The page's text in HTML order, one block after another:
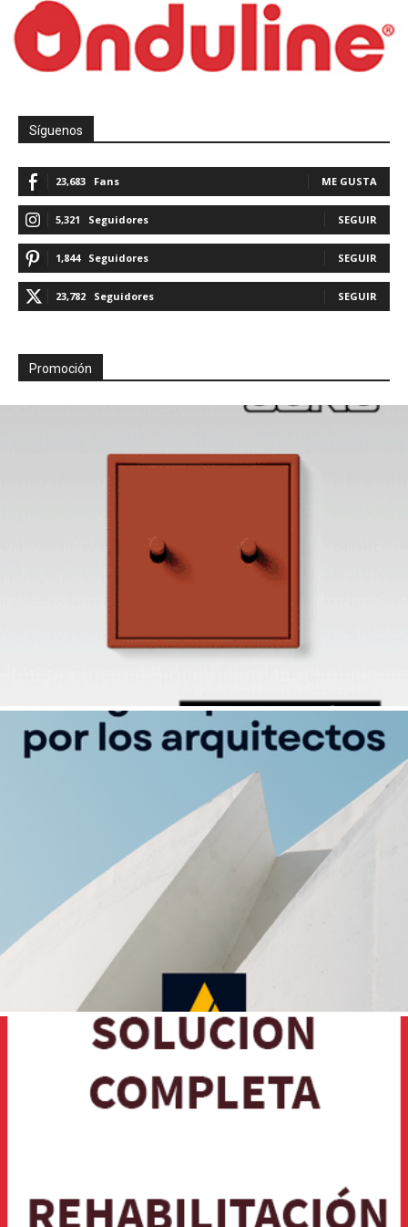
Síguenos
23,683 Fans ME GUSTA
5,321 Seguidores SEGUIR
1,844 Seguidores SEGUIR
23,782 Seguidores SEGUIR
Promoción